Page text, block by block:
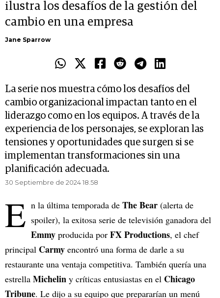
ilustra los desafíos de la gestión del
cambio en una empresa
Jane Sparrow
La serie nos muestra cómo los desafíos del
cambio organizacional impactan tanto en el
liderazgo como en los equipos. A través de la
experiencia de los personajes, se exploran las
tensiones y oportunidades que surgen si se
implementan transformaciones sin una
planificación adecuada.
30 Septiembre de 2024 18.58
E n la última temporada de The Bear (alerta de
spoiler), la exitosa serie de televisión ganadora del
Emmy producida por FX Productions, el chef
principal Carmy encontró una forma de darle a su
restaurante una ventaja competitiva. También quería una
estrella Michelin y críticas entusiastas en el Chicago
Tribune. Le dijo a su equipo que prepararían un menú